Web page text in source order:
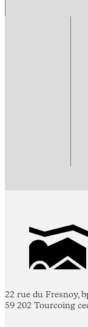
22 rue du Fresnoy,
59 202 Tourcoing